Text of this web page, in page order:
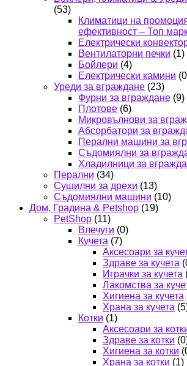
(53)
Климатици на
ефективност – Топ
Електрически
Вентилаторни печки (1)
Бойлери (4)
Електрически камини
Уреди за вграждане (23)
Фурни за вграждане (9)
Плотове (6)
Микровълнови за
Абсорбатори за
Перални машини за
Съдомиялни за
Хладилници за
Перални (34)
Сушилни за дрехи (13)
Съдомиялни машини (10)
Дом, Градина & Petshop (19)
PetShop (11)
Влечуги (0)
Кучета (7)
Аксесоари за
Здраве за кучета
Играчки за кучета
Лакомства за
Хигиена за кучета
Храна за кучета
Котки (1)
Аксесоари за
Здраве за котки
Хигиена за котки
Храна за котки (1)